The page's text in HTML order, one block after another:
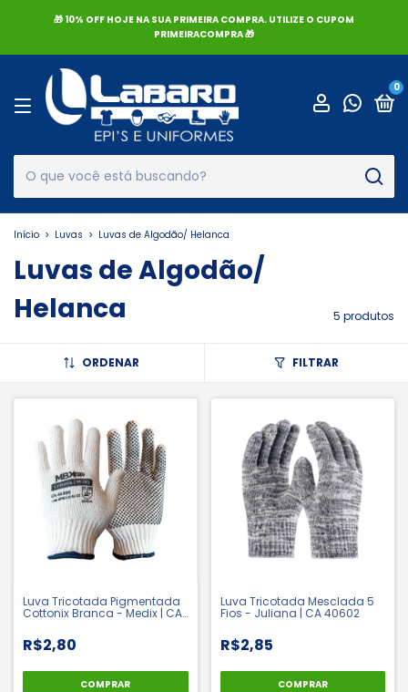
🎁 10% OFF HOJE NA SUA PRIMEIRA COMPRA. UTILIZE O CUPOM
PRIMEIRACOMPRA 🎁
0
Início > Luvas > Luvas de Algodão/ Helanca
Luvas de Algodão/
Helanca
5 produtos
ORDENAR FILTRAR
Luva Tricotada Pigmentada
Cottonix Branca - Medix | CA
R$2,80
COMPRAR
Luva Tricotada Mesclada 5
Fios - Juliana | CA 40602
R$2,85
COMPRAR